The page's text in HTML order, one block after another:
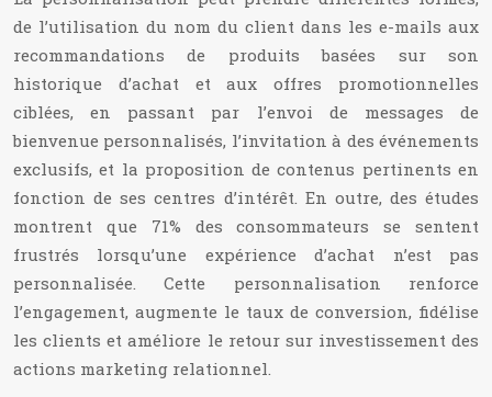
de l’utilisation du nom du client dans les e-mails aux
recommandations de produits basées sur son
historique d’achat et aux offres promotionnelles
ciblées, en passant par l’envoi de messages de
bienvenue personnalisés, l’invitation à des événements
exclusifs, et la proposition de contenus pertinents en
fonction de ses centres d’intérêt. En outre, des études
montrent que 71% des consommateurs se sentent
frustrés lorsqu’une expérience d’achat n’est pas
personnalisée. Cette personnalisation renforce
l’engagement, augmente le taux de conversion, fidélise
les clients et améliore le retour sur investissement des
actions marketing relationnel.